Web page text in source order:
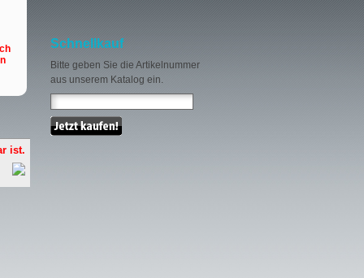
ist.
Schnellkauf
Bitte geben Sie die Artikelnummer
aus unserem Katalog ein.